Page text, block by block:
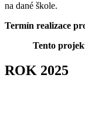
na dané škole.
Termín realizace
Tento
ROK 2025